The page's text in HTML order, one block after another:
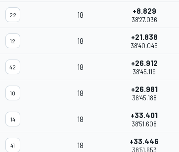
22 18 +8.829
38'27.036
12 18 +21.838
38'40.045
42 18 +26.912
38'45.119
10 18 +26.981
38'45.188
14 18 +33.401
38'51.608
41 18 +33.446
38'51.653